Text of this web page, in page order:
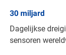
30 miljard
Dagelijkse
sensoren